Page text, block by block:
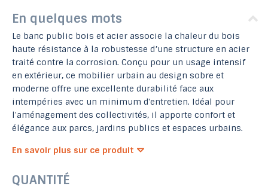
En quelques mots
Le banc public bois et acier associe la chaleur du bois
haute résistance à la robustesse d’une structure en acier
traité contre la corrosion. Conçu pour un usage intensif
en extérieur, ce mobilier urbain au design sobre et
moderne offre une excellente durabilité face aux
intempéries avec un minimum d'entretien. Idéal pour
l'aménagement des collectivités, il apporte confort et
élégance aux parcs, jardins publics et espaces urbains.
En savoir plus sur ce produit
QUANTITÉ